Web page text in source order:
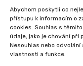
Abychom poskytli co
přístupu k informacím o
cookies. Souhlas s
údaje, jako je chování při
Nesouhlas nebo
vlastnosti a funkce.
Městská
Prohlášení o
Zásady